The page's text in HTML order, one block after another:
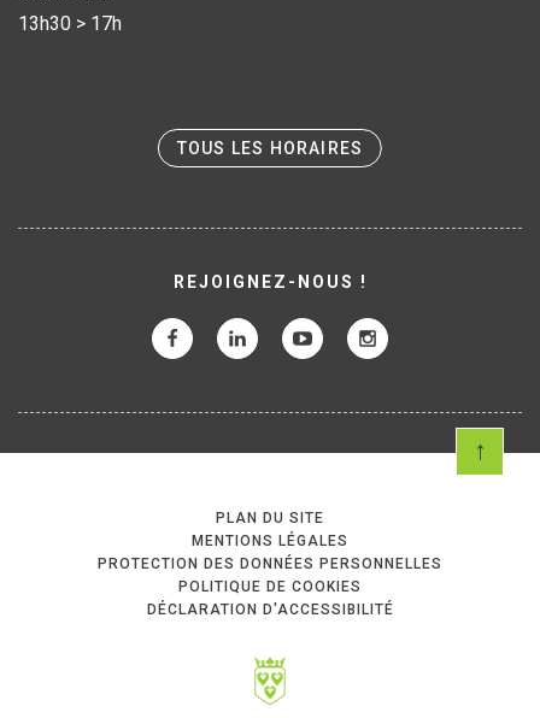
13h30 > 17h
TOUS LES HORAIRES
REJOIGNEZ-NOUS !
PLAN DU SITE
MENTIONS LÉGALES
PROTECTION DES DONNÉES PERSONNELLES
POLITIQUE DE COOKIES
DÉCLARATION D'ACCESSIBILITÉ